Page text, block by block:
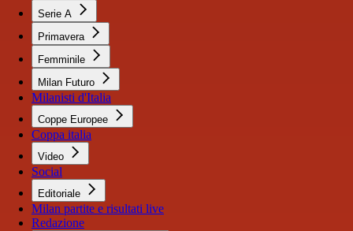
Serie A
Primavera
Femminile
Milan Futuro
Milanisti d'Italia
Coppe Europee
Coppa italia
Video
Social
Editoriale
Milan partite e risultati live
Redazione